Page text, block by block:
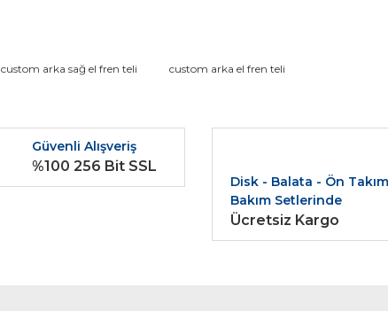
diğer konularda yetersiz gördüğünüz noktaları öneri formunu
custom arka sağ el fren teli custom arka el fren teli
Güvenli Alışveriş
%100 256 Bit SSL
Disk - Balata - Ön
Bakım Setlerinde
Ücretsiz Kargo